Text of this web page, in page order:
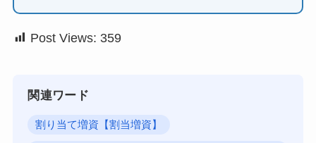
Post Views: 359
関連ワード
割り当て増資【割当増資】